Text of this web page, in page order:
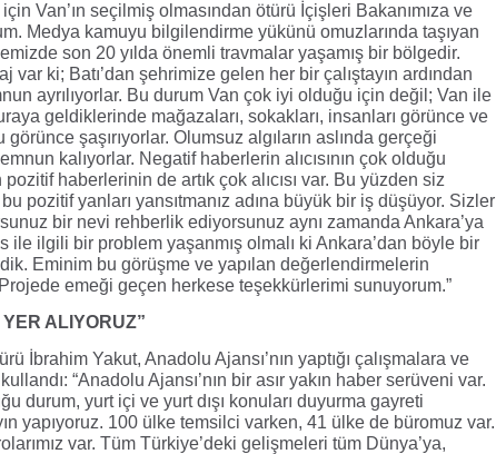
Van’ın seçilmiş olmasından ötürü İçişleri Bakanımıza ve
Medya kamuyu bilgilendirme yükünü omuzlarında taşıyan
son 20 yılda önemli travmalar yaşamış bir bölgedir.
var ki; Batı’dan şehrimize gelen her bir çalıştayın ardından
ayrılıyorlar. Bu durum Van çok iyi olduğu için değil; Van ile
geldiklerinde mağazaları, sokakları, insanları görünce ve
şaşırıyorlar. Olumsuz algıların aslında gerçeği
kalıyorlar. Negatif haberlerin alıcısının çok olduğu
haberlerinin de artık çok alıcısı var. Bu yüzden siz
pozitif yanları yansıtmanız adına büyük bir iş düşüyor. Sizler
bir nevi rehberlik ediyorsunuz aynı zamanda Ankara’ya
ile ilgili bir problem yaşanmış olmalı ki Ankara’dan böyle bir
Eminim bu görüşme ve yapılan değerlendirmelerin
Projede emeği geçen herkese teşekkürlerimi sunuyorum.”
ALIYORUZ”
İbrahim Yakut, Anadolu Ajansı’nın yaptığı çalışmalara ve
“Anadolu Ajansı’nın bir asır yakın haber serüveni var.
durum, yurt içi ve yurt dışı konuları duyurma gayreti
yapıyoruz. 100 ülke temsilci varken, 41 ülke de büromuz var.
var. Tüm Türkiye’deki gelişmeleri tüm Dünya’ya,